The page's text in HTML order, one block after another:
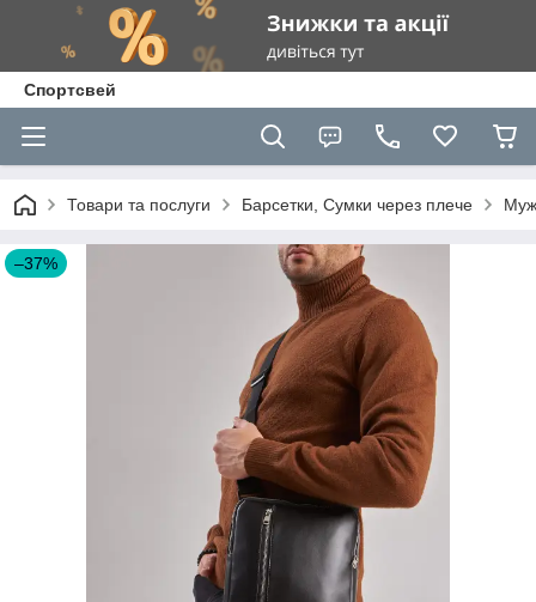
Спортсвей
Товари та послуги Барсетки, Сумки через плече
–37%